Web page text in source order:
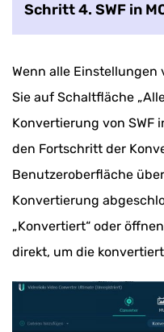
Schritt 4. SWF in
Wenn alle
Sie auf Schaltfläche
Konvertierung von SWF
den Fortschritt der
Benutzeroberfläche
Konvertierung
„Konvertiert“ oder
direkt, um die